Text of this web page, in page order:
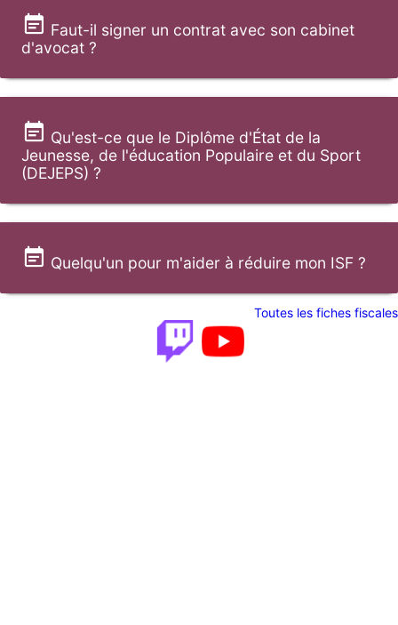
Faut-il signer un contrat avec son cabinet
d'avocat ?
Qu'est-ce que le Diplôme d'État de la
Jeunesse, de l'éducation Populaire et du Sport
(DEJEPS) ?
Quelqu'un pour m'aider à réduire mon ISF ?
Toutes les fiches fiscales